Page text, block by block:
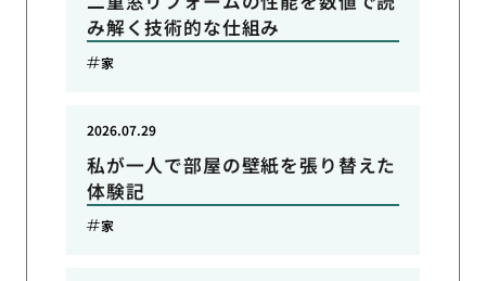
み解く技術的な仕組み
家
私が一人で部屋の壁紙を張り替えた
体験記
2026.07.29
家